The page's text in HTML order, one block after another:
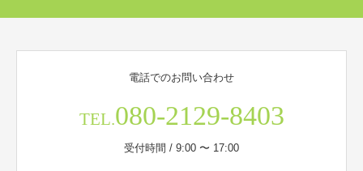
電話でのお問い合わせ
TEL.080-2129-8403
受付時間 / 9:00 〜 17:00